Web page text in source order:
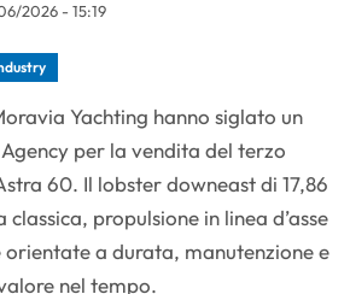
2026 - 15:19
Yachting hanno siglato un
per la vendita del terzo
60. Il lobster downeast di 17,86
propulsione in linea d’asse
orientate a durata, manutenzione e
nel tempo.